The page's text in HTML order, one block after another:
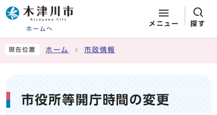
ホームへ
メニュー 探す
現在位置 ホーム 市政情報
市役所等開庁時間の変更